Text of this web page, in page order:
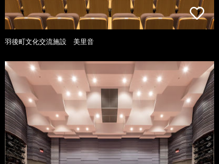
羽後町文化交流施設 美里音